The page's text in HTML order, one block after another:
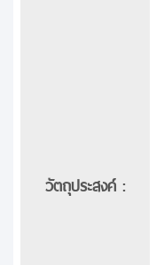
วัตถุประสงค์ :